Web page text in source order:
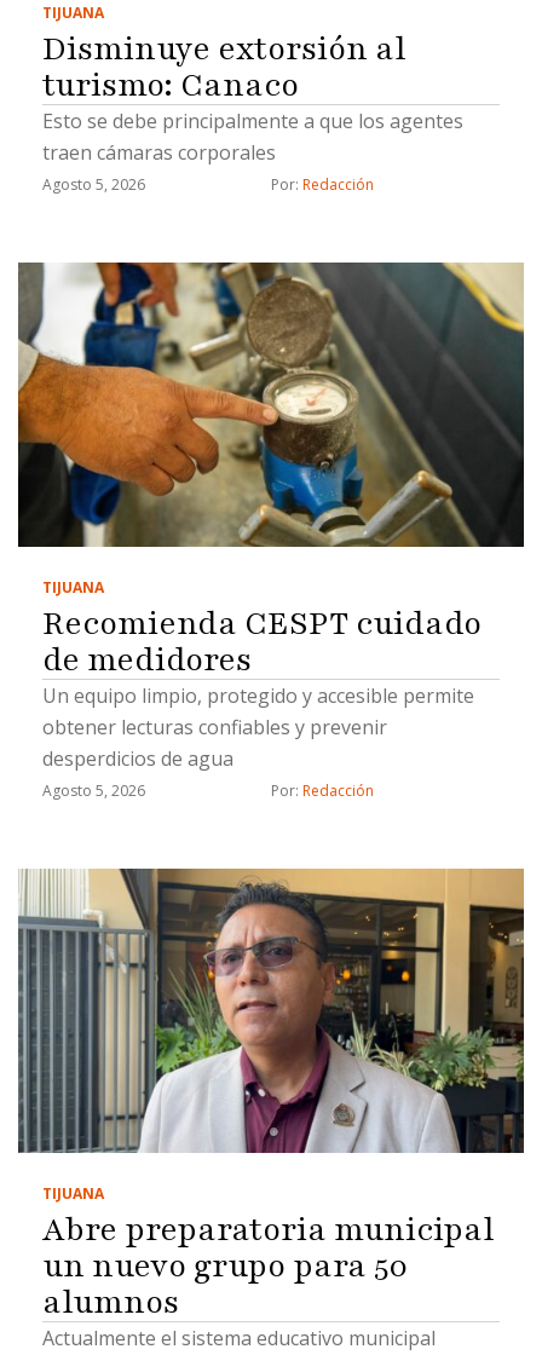
TIJUANA
Disminuye extorsión al
turismo: Canaco
Esto se debe principalmente a que los agentes
traen cámaras corporales
Agosto 5, 2026 Por: Redacción
TIJUANA
Recomienda CESPT cuidado
de medidores
Un equipo limpio, protegido y accesible permite
obtener lecturas confiables y prevenir
desperdicios de agua
Agosto 5, 2026 Por: Redacción
TIJUANA
Abre preparatoria municipal
un nuevo grupo para 50
alumnos
Actualmente el sistema educativo municipal